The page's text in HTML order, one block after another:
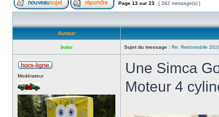
Page 13 sur 23 [ 342 message(s) ]
Auteur
bubu Sujet du message : Re: Retromobile
Modérateur
Une Simca
Moteur 4